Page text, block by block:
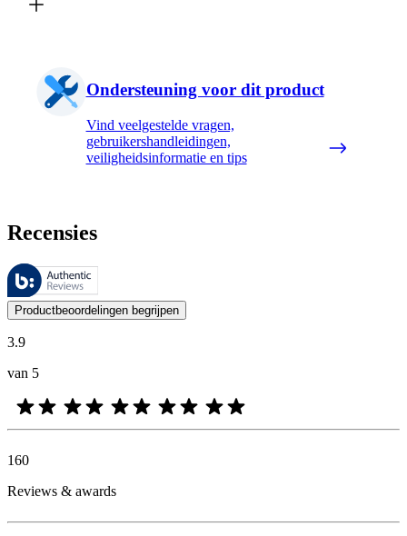
Ondersteuning voor dit product
Vind veelgestelde vragen,
gebruikershandleidingen,
veiligheidsinformatie en tips
Recensies
Deze beoordelingen worden beheerd door Bazaarvoice en voldoen
De mening van onze klanten is nuttig voor iedereen, of het nu een
Productbeoordelingen begrijpen
3.9
van 5
160
Reviews & awards